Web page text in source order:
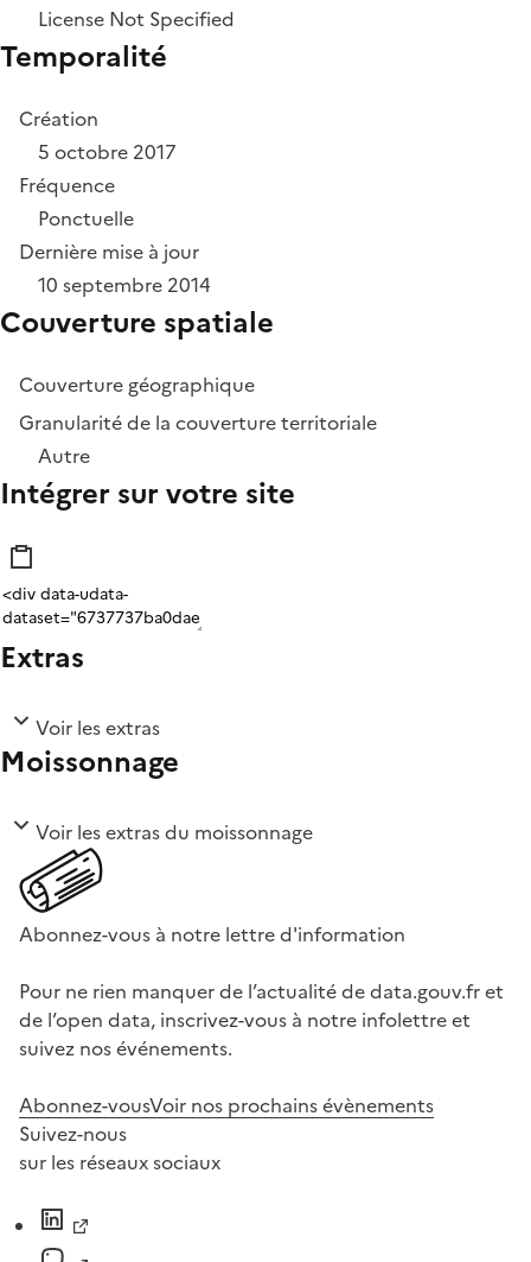
License Not Specified
Temporalité
Création
5 octobre 2017
Fréquence
Ponctuelle
Dernière mise à jour
10 septembre 2014
Couverture spatiale
Couverture géographique
Granularité de la couverture territoriale
Autre
Intégrer sur votre site
Extras
Voir les extras
Moissonnage
Voir les extras du moissonnage
Abonnez-vous à notre lettre d'information
Pour ne rien manquer de l’actualité de data.gouv.fr et
de l’open data, inscrivez-vous à notre infolettre et
suivez nos événements.
Abonnez-vousVoir nos prochains évènements
Suivez-nous
sur les réseaux sociaux